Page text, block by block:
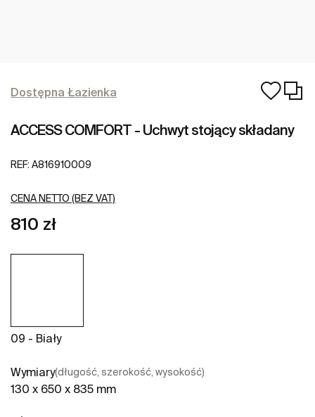
Dostępna Łazienka
ACCESS COMFORT - Uchwyt stojący składany
REF: A816910009
CENA NETTO (BEZ VAT)
810 zł
09 - Biały
Wymiary(długość, szerokość, wysokość)
130 x 650 x 835 mm